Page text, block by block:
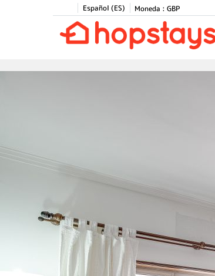
Español (ES) Moneda : GBP